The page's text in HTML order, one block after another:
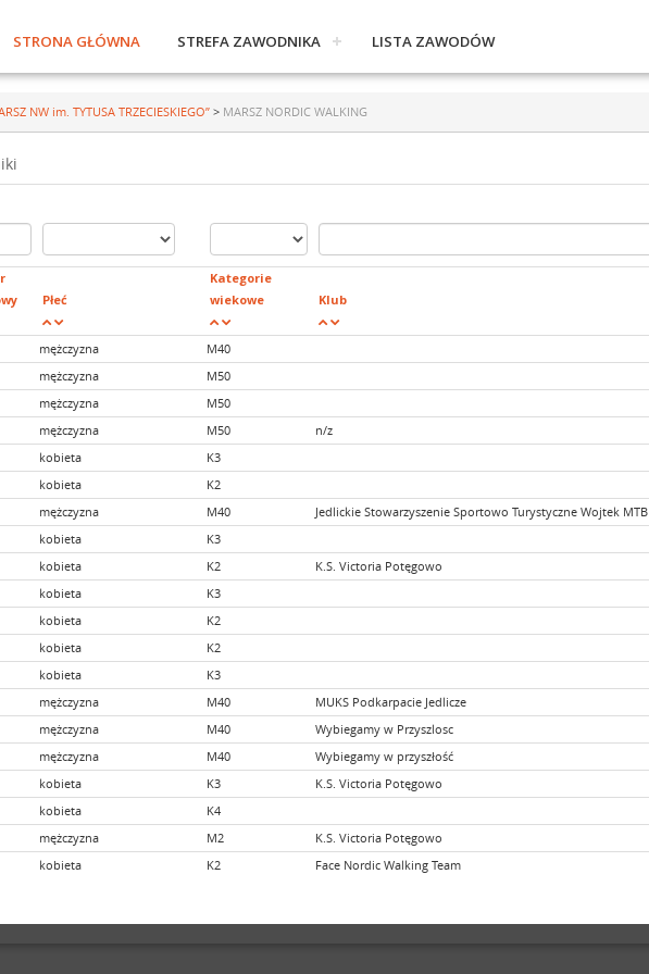
STRONA GŁÓWNA STREFA ZAWODNIKA LISTA ZAWODÓW
NW im. TYTUSA TRZECIESKIEGO” > MARSZ NORDIC WALKING
Płeć
Kategorie
wiekowe
Klub
mężczyzna M40
mężczyzna M50
mężczyzna M50
mężczyzna M50 n/z
kobieta K3
kobieta K2
mężczyzna M40 Jedlickie Stowarzyszenie Sportowo Turystyczne Wojtek MTB
kobieta K3
kobieta K2 K.S. Victoria Potęgowo
kobieta K3
kobieta K2
kobieta K2
kobieta K3
mężczyzna M40 MUKS Podkarpacie Jedlicze
mężczyzna M40 Wybiegamy w Przyszlosc
mężczyzna M40 Wybiegamy w przyszłość
kobieta K3 K.S. Victoria Potęgowo
kobieta K4
mężczyzna M2 K.S. Victoria Potęgowo
kobieta K2 Face Nordic Walking Team